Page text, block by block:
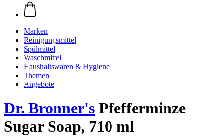
Marken
Reinigungsmittel
Spülmittel
Waschmittel
Haushaltswaren & Hygiene
Themen
Angebote
Dr. Bronner's Pfefferminze
Sugar Soap, 710 ml